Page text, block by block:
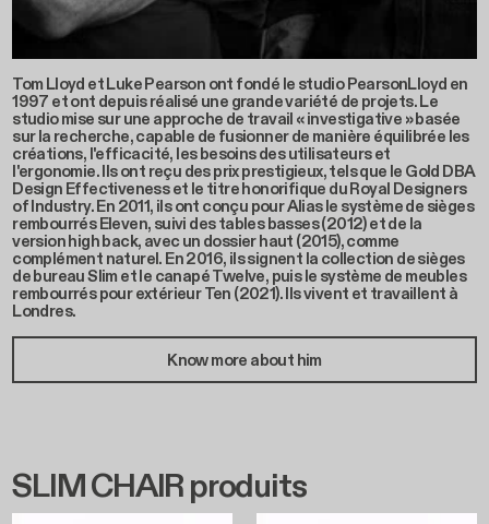
Tom Lloyd et Luke Pearson ont fondé le studio PearsonLloyd en
1997 et ont depuis réalisé une grande variété de projets. Le
studio mise sur une approche de travail « investigative » basée
sur la recherche, capable de fusionner de manière équilibrée les
créations, l'efficacité, les besoins des utilisateurs et
l'ergonomie. Ils ont reçu des prix prestigieux, tels que le Gold DBA
Design Effectiveness et le titre honorifique du Royal Designers
of Industry. En 2011, ils ont conçu pour Alias le système de sièges
rembourrés Eleven, suivi des tables basses (2012) et de la
version high back, avec un dossier haut (2015), comme
complément naturel. En 2016, ils signent la collection de sièges
de bureau Slim et le canapé Twelve, puis le système de meubles
rembourrés pour extérieur Ten (2021). Ils vivent et travaillent à
Londres.
Know more about him
SLIM CHAIR produits